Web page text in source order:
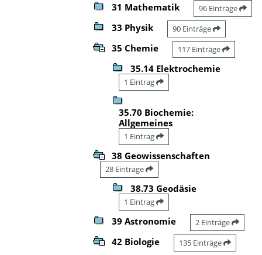
31 Mathematik 96 Einträge
33 Physik 90 Einträge
35 Chemie 117 Einträge
35.14 Elektrochemie
1 Eintrag
35.70 Biochemie:
Allgemeines
1 Eintrag
38 Geowissenschaften
28 Einträge
38.73 Geodäsie
1 Eintrag
39 Astronomie 2 Einträge
42 Biologie 135 Einträge